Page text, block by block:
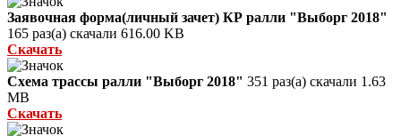
Заявочная форма(личный зачет) КР ралли "Выборг 2018"
165 раз(а) скачали 616.00 KB
Скачать
Схема трассы ралли "Выборг 2018" 351 раз(а) скачали 1.63
MB
Скачать